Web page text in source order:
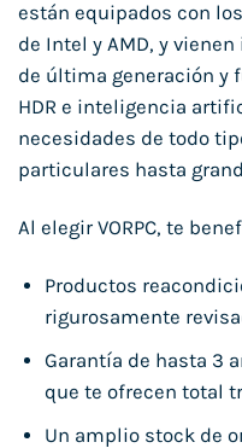
están equipados con
de Intel y AMD, y
de última generación y
HDR e inteligencia
necesidades de todo
particulares hasta
Al elegir VORPC, te
Productos
rigurosamente
Garantía de hasta 3
que te ofrecen total
Un amplio stock de